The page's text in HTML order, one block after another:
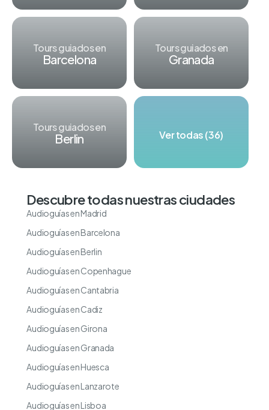
Tours guiados en
Barcelona
Tours guiados en
Granada
Tours guiados en
Berlin Ver todas (36)
Descubre todas nuestras ciudades
Audioguías en Madrid
Audioguías en Barcelona
Audioguías en Berlin
Audioguías en Copenhague
Audioguías en Cantabria
Audioguías en Cadiz
Audioguías en Girona
Audioguías en Granada
Audioguías en Huesca
Audioguías en Lanzarote
Audioguías en Lisboa